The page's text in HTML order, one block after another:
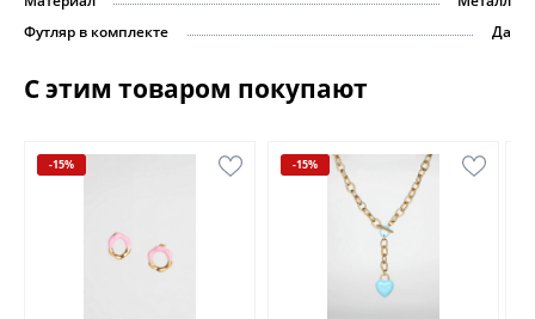
Футляр в комплекте
Да
С этим товаром покупают
-15% -15%